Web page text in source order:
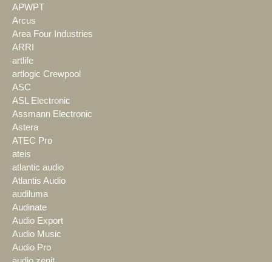
APWPT
Arcus
Area Four Industries
ARRI
artlife
artlogic Crewpool
ASC
ASL Electronic
Assmann Electronic
Astera
ATEC Pro
ateis
atlantic audio
Atlantis Audio
audiluma
Audinate
Audio Export
Audio Music
Audio Pro